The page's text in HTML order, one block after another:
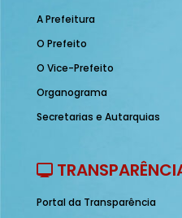
A Prefeitura
O Prefeito
O Vice-Prefeito
Organograma
Secretarias e Autarquias
Portal da Transparência